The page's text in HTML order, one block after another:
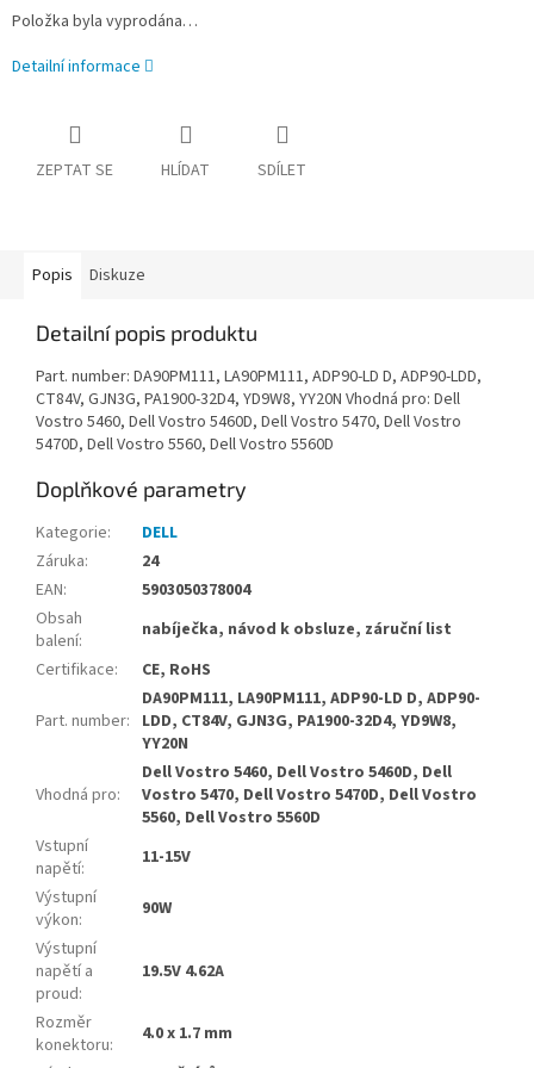
Položka byla vyprodána…
Detailní informace
ZEPTAT SE HLÍDAT SDÍLET
Popis Diskuze
Detailní popis produktu
Part. number: DA90PM111, LA90PM111, ADP90-LD D, ADP90-LDD,
CT84V, GJN3G, PA1900-32D4, YD9W8, YY20N Vhodná pro: Dell
Vostro 5460, Dell Vostro 5460D, Dell Vostro 5470, Dell Vostro
5470D, Dell Vostro 5560, Dell Vostro 5560D
Doplňkové parametry
Kategorie:
DELL
Záruka:
24
EAN:
5903050378004
Obsah
balení:
nabíječka, návod k obsluze, záruční list
Certifikace: CE, RoHS
Part. number:
DA90PM111, LA90PM111, ADP90-LD D, ADP90-
LDD, CT84V, GJN3G, PA1900-32D4, YD9W8,
YY20N
Vhodná pro:
Dell Vostro 5460, Dell Vostro 5460D, Dell
Vostro 5470, Dell Vostro 5470D, Dell Vostro
5560, Dell Vostro 5560D
Vstupní
napětí:
11-15V
Výstupní
výkon:
90W
Výstupní
napětí a
proud:
19.5V 4.62A
Rozměr
konektoru:
4.0 x 1.7 mm